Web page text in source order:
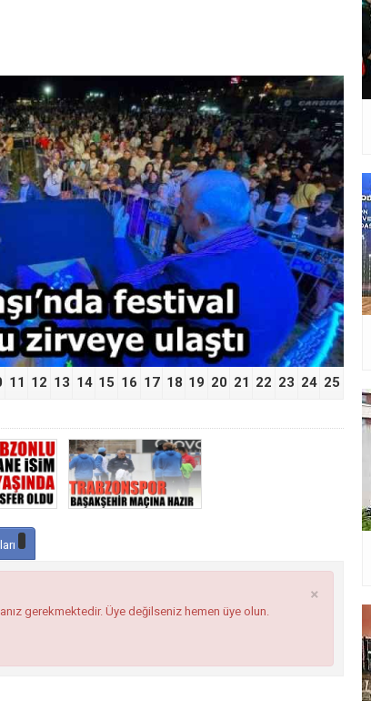
11 12 13 14 15 16 17 18 19 20 21 22 23 24 25
›
×
gerekmektedir. Üye değilseniz hemen üye olun.